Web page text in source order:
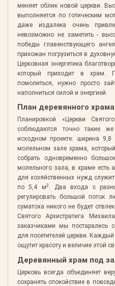
меняет облик новой церкви.
выполняется по готическим
даже издалека очень
невозможно не заметить -
победы главенствующего
прихожан погрузиться в
Церковная энергетика
который приходит в храм.
помолиться, нужно просто
наполниться силой и энергией.
План деревянного
Планировкой «Церкви
соблюдаются точно такие
исходном проекте: ширина
молельном зале храма,
собрать одновременно
молельного зала, в храме есть
для хозяйственных нужд
по 5,4 м2. Два входа с
регулировать большой поток
суматоха никого не будет
Святого Архистратига
заказчиками мы постарались
для посетителей церкви.
ощутит красоту и величие этой
Деревянный храм под
Церковь всегда объединяет
сохранять спокойствие в